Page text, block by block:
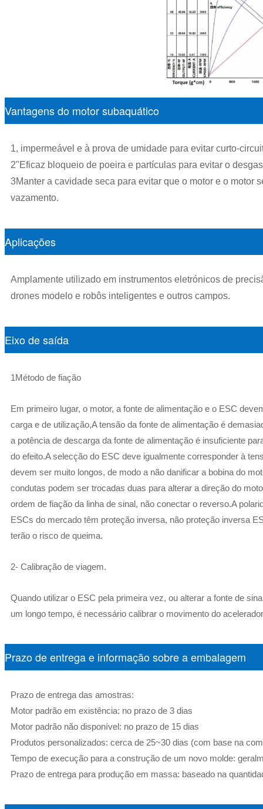
Vantagens do motor subaquático
1, impermeável e à prova de umidade para evitar curto-
2"Eficaz bloqueio de poeira e partículas para evitar o
3Manter a cavidade seca para evitar que o motor e o motor
vazamento.
Aplicações
Amplamente utilizado em instrumentos eletrónicos de
drones modelo e robôs inteligentes e outros campos.
Eixo de saída
1Método de fiação
Em primeiro lugar, o motor, a fonte de alimentação e o ESC
carga e de utilização,A tensão da fonte de alimentação é
a potência de descarga da fonte de alimentação é insuficiente
do efeito.A selecção do ESC deve igualmente corresponder à
devem ser muito longos, de modo a não danificar a bobina do
condutas podem ser trocadas duas para alterar a direção do
ordem de fiação da linha de sinal, não conectar o reverso.A
ESCs do mercado têm proteção inversa, não proteção inversa
terão o risco de queima.
2- Calibração de viagem.
Quando utilizar o ESC pela primeira vez, ou alterar a fonte de
um longo tempo, é necessário calibrar o movimento do
Prazo de entrega e informação sobre a embalagem
Prazo de entrega das amostras:
Motor padrão em existência: no prazo de 3 dias
Motor padrão não disponível: no prazo de 15 dias
Produtos personalizados: cerca de 25~30 dias (com base na
Tempo de execução para a construção de um novo molde:
Prazo de entrega para produção em massa: baseado na